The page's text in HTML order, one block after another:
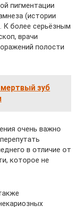
пигментации
(истории
К более серьёзным
врачи
полости
зуб
очень важно
в отличие от
которое не